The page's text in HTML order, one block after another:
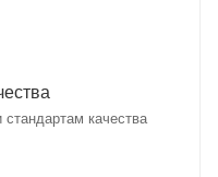
качества